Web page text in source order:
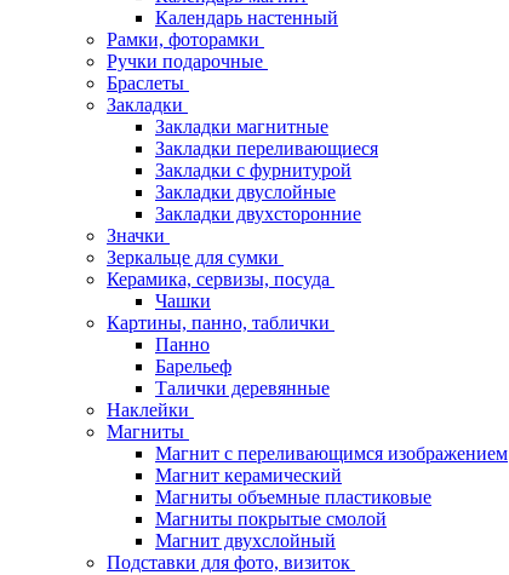
Календарь настенный
Рамки, фоторамки
Ручки подарочные
Браслеты
Закладки
Закладки магнитные
Закладки переливающиеся
Закладки с фурнитурой
Закладки двуслойные
Закладки двухсторонние
Значки
Зеркальце для сумки
Керамика, сервизы, посуда
Чашки
Картины, панно, таблички
Панно
Барельеф
Талички деревянные
Наклейки
Магниты
Магнит с переливающимся изображением
Магнит керамический
Магниты объемные пластиковые
Магниты покрытые смолой
Магнит двухслойный
Подставки для фото, визиток